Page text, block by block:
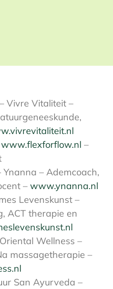
– Vivre Vitaliteit –
www.flexforflow.nl –
Ynanna –Ademcoach,
–www.ynanna.nl
Levenskunst –
ACT therapie en
Wellness –
massagetherapie –
San Ayurveda –